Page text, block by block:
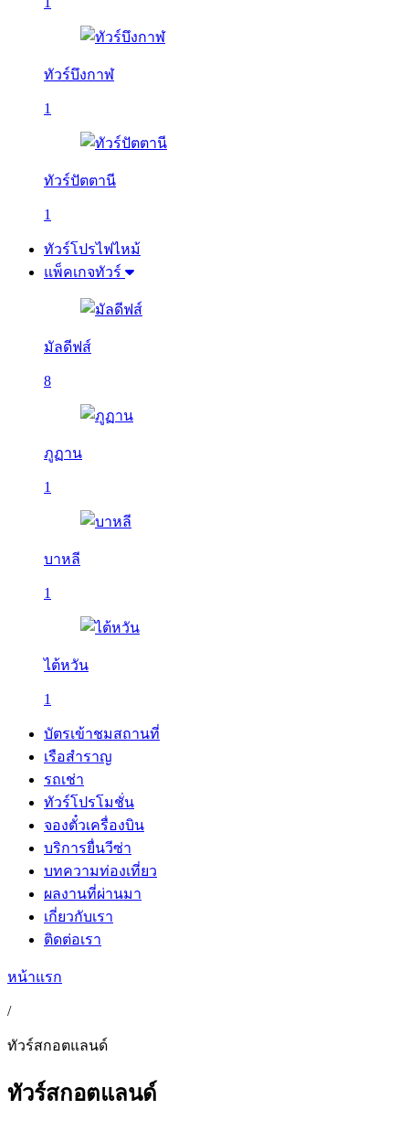
ทัวร์บึงกาฬ
1
ทัวร์ปัตตานี
1
ทัวร์โปรไฟไหม้
แพ็คเกจทัวร์
มัลดีฟส์
8
ภูฏาน
1
บาหลี
1
ไต้หวัน
1
บัตรเข้าชมสถานที่
เรือสำราญ
รถเช่า
ทัวร์โปรโมชั่น
จองตั๋วเครื่องบิน
บริการยื่นวีซ่า
บทความท่องเที่ยว
ผลงานที่ผ่านมา
เกี่ยวกับเรา
ติดต่อเรา
หน้าแรก
/
ทัวร์สกอตแลนด์
ทัวร์สกอตแลนด์